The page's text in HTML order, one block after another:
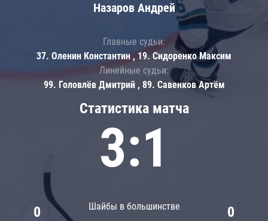
Статистика матча
3:1
Шайбы в большинстве
0 0
Назаров Андрей
Главные судьи:
37. Оленин Константин , 19. Сидоренко Максим
Линейные судьи:
99. Головлёв Дмитрий , 89. Савенков Артём